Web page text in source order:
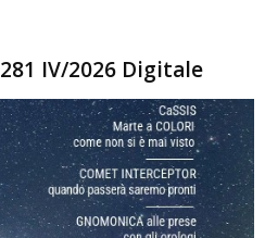
IV/2026 Digitale